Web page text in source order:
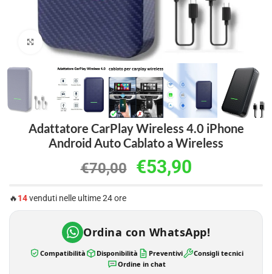
Clicca per ingrandire
Adattatore CarPlay Wireless 4.0 iPhone
Android Auto Cablato a Wireless
€70,00 €53,90
🔥14venduti nelle ultime 24 ore
Ordina con WhatsApp!
Compatibilità Disponibilità Preventivi
Consigli tecnici
Ordine in chat